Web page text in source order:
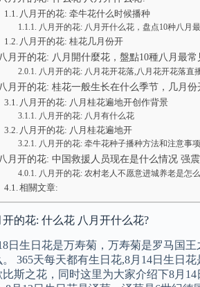
八月开的花: 牵牛花什么时候播种
八月开的花: 八月开什么花，盘点10种八月
八月开的花: 桂花几月份开
八月开的花: 八月開什麼花，盤點10種八月最常
八月开的花: 八月花开花落,八月花开花落直
八月开的花: 桂花一般生长在什么季节，几月
八月开的花: 八月桂花遍地开创作背景
八月开的花: 八月有什么花
八月开的花: 八月桂花遍地开
八月开的花: 牵牛花种子播种方法和注意事项
八月开的花: 中国救援人员现在是什么情况 强
八月开的花: 农村老人不愿意进城养老是怎
相關文章:
开的花: 什么花 八月开什么花?
日生日花是万寿菊，万寿菊是罗马国
。 365天每天都有生日花,8月14日生日
比斯之花，同时这里为大家介绍下8月